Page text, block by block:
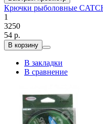
Крючки рыболовные
1
3250
54 р.
В корзину
В закладки
В сравнение